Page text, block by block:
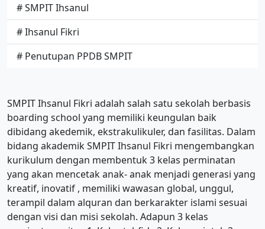
# SMPIT Ihsanul
# Ihsanul Fikri
# Penutupan PPDB SMPIT
SMPIT Ihsanul Fikri adalah salah satu sekolah berbasis
boarding school yang memiliki keungulan baik
dibidang akedemik, ekstrakulikuler, dan fasilitas. Dalam
bidang akademik SMPIT Ihsanul Fikri mengembangkan
kurikulum dengan membentuk 3 kelas perminatan
yang akan mencetak anak- anak menjadi generasi yang
kreatif, inovatif , memiliki wawasan global, unggul,
terampil dalam alquran dan berkarakter islami sesuai
dengan visi dan misi sekolah. Adapun 3 kelas